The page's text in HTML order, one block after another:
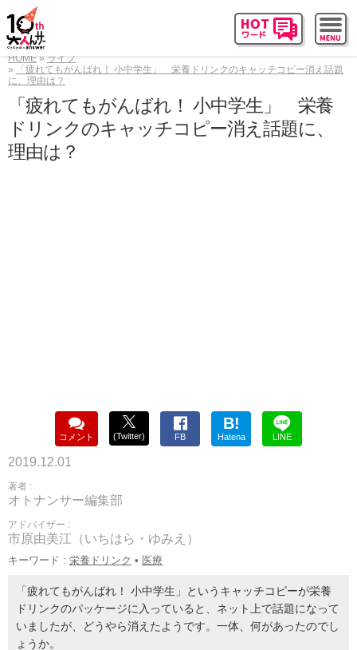
HOME
ライフ
「疲れてもがんばれ！ 小中学生」 栄養ドリンクのキャッチコピー消え話題
に、理由は？
「疲れてもがんばれ！ 小中学生」 栄養
ドリンクのキャッチコピー消え話題に、
理由は？
コメント (Twitter) FB
B!
Hatena LINE
2019.12.01
著者 :
オトナンサー編集部
アドバイザー :
市原由美江（いちはら・ゆみえ）
キーワード : 栄養ドリンク • 医療
「疲れてもがんばれ！ 小中学生」というキャッチコピーが栄養
ドリンクのパッケージに入っていると、ネット上で話題になって
いましたが、どうやら消えたようです。一体、何があったのでし
ょうか。